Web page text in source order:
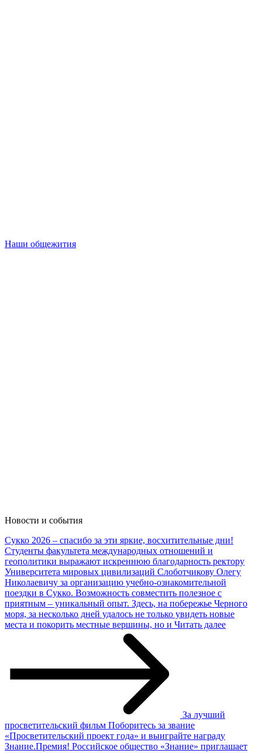
Наши общежития
Новости и события
Сукко 2026 – спасибо за эти яркие, восхитительные дни!
Студенты факультета международных отношений и
геополитики выражают искреннюю благодарность ректору
Университета мировых цивилизаций Слоботчикову Олегу
Николаевичу за организацию учебно-ознакомительной
поездки в Сукко. Возможность совместить полезное с
приятным – уникальный опыт. Здесь, на побережье Черного
моря, за несколько дней удалось не только увидеть новые
места и покорить местные вершины, но и Читать далее
За лучший
просветительский фильм Поборитесь за звание
«Просветительский проект года» и выиграйте награду
Знание.Премия! Российское общество «Знание» приглашает